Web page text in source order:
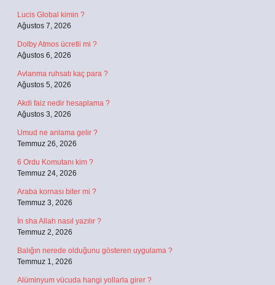
Lucis Global kimin ?
Ağustos 7, 2026
Dolby Atmos ücretli mi ?
Ağustos 6, 2026
Avlanma ruhsatı kaç para ?
Ağustos 5, 2026
Akdi faiz nedir hesaplama ?
Ağustos 3, 2026
Umud ne anlama gelir ?
Temmuz 26, 2026
6 Ordu Komutanı kim ?
Temmuz 24, 2026
Araba kornası biter mi ?
Temmuz 3, 2026
İn sha Allah nasıl yazılır ?
Temmuz 2, 2026
Balığın nerede olduğunu gösteren uygulama ?
Temmuz 1, 2026
Alüminyum vücuda hangi yollarla girer ?